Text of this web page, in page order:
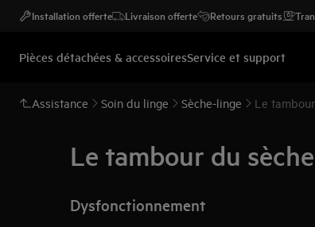
Installation offerte Livraison offerte Retours gratuits
Pièces détachées & accessoiresService et support
Assistance Soin du linge Sèche-linge Le
Le tambour du
Dysfonctionnement